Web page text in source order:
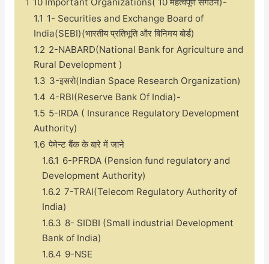
1.1 1- Securities and Exchange Board of
India(SEBI)(भारतीय प्रतिभूति और बिनिमय बोर्ड)
1.2 2-NABARD(National Bank for Agriculture and
Rural Development )
1.3 3-इसरो(Indian Space Research Organization)
1.4 4-RBI(Reserve Bank Of India)-
1.5 5-IRDA ( Insurance Regulatory Development
Authority)
1.6 पेमेन्ट बैंक के बारे में जाने
1.6.1 6-PFRDA (Pension fund regulatory and
Development Authority)
1.6.2 7-TRAI(Telecom Regulatory Authority of
India)
1.6.3 8- SIDBI (Small industrial Development
Bank of India)
1.6.4 9-NSE